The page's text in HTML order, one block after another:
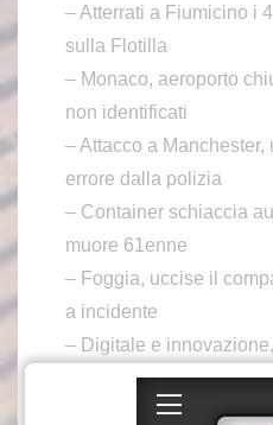
– Atterrati a Fiumicino i
sulla Flotilla
– Monaco, aeroporto
non identificati
– Attacco a
errore dalla polizia
– Container schiaccia
muore 61enne
– Foggia, uccise il
a incidente
– Digitale e
decisioni coraggiose
– Previsioni 3B Meteo 4